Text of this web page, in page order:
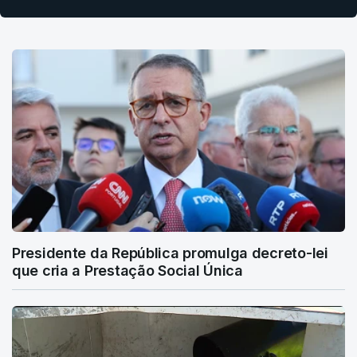
Presidente da República promulga decreto-lei
que cria a Prestação Social Única